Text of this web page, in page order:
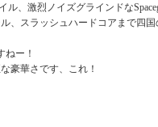
ル、激烈ノイズグラインドな
、スラッシュハードコアまで四国
ねー！
豪華さです、これ！